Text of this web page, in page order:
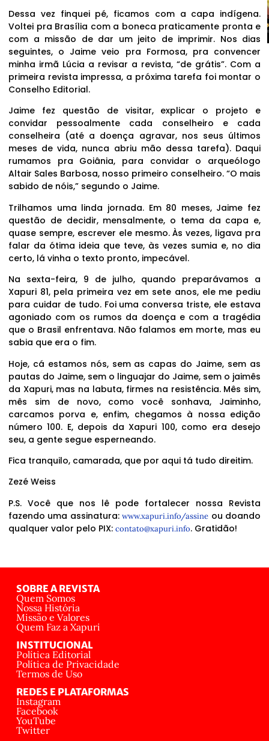
Dessa vez finquei pé, ficamos com a capa indígena.
Voltei pra Brasília com a boneca praticamente pronta e
com a missão de dar um jeito de imprimir. Nos dias
seguintes, o Jaime veio pra Formosa, pra convencer
minha irmã Lúcia a revisar a revista, “de grátis”. Com a
primeira revista impressa, a próxima tarefa foi montar o
Conselho Editorial.
Jaime fez questão de visitar, explicar o projeto e
convidar pessoalmente cada conselheiro e cada
conselheira (até a doença agravar, nos seus últimos
meses de vida, nunca abriu mão dessa tarefa). Daqui
rumamos pra Goiânia, para convidar o arqueólogo
Altair Sales Barbosa, nosso primeiro conselheiro. “O mais
sabido de nóis,” segundo o Jaime.
Trilhamos uma linda jornada. Em 80 meses, Jaime fez
questão de decidir, mensalmente, o tema da capa e,
quase sempre, escrever ele mesmo. Às vezes, ligava pra
falar da ótima ideia que teve, às vezes sumia e, no dia
certo, lá vinha o texto pronto, impecável.
Na sexta-feira, 9 de julho, quando preparávamos a
Xapuri 81, pela primeira vez em sete anos, ele me pediu
para cuidar de tudo. Foi uma conversa triste, ele estava
agoniado com os rumos da doença e com a tragédia
que o Brasil enfrentava. Não falamos em morte, mas eu
sabia que era o fim.
Hoje, cá estamos nós, sem as capas do Jaime, sem as
pautas do Jaime, sem o linguajar do Jaime, sem o jaimês
da Xapuri, mas na labuta, firmes na resistência. Mês sim,
mês sim de novo, como você sonhava, Jaiminho,
carcamos porva e, enfim, chegamos à nossa edição
número 100. E, depois da Xapuri 100, como era desejo
seu, a gente segue esperneando.
Fica tranquilo, camarada, que por aqui tá tudo direitim.
Zezé Weiss
P.S. Você que nos lê pode fortalecer nossa Revista
fazendo uma assinatura:www.xapuri.info/assine ou doando
qualquer valor pelo PIX: contato@xapuri.info. Gratidão!
SOBRE A REVISTA
Quem Somos
Nossa História
Missão e Valores
Quem Faz a Xapuri
INSTITUCIONAL
Política Editorial
Política de Privacidade
Termos de Uso
REDES E PLATAFORMAS
Instagram
Facebook
YouTube
Twitter